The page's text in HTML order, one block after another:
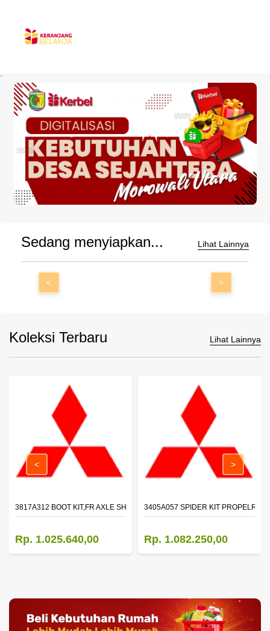
`
Sedang menyiapkan... Lihat Lainnya
< >
Koleksi Terbaru Lihat Lainnya
- TRITON - PAJERO
3817A312 BOOT KIT,FR AXLE SHAFT,LH
Rp. 1.025.640,00
3405A057 SPIDER KIT PROPELR
Rp. 1.082.250,00
< >